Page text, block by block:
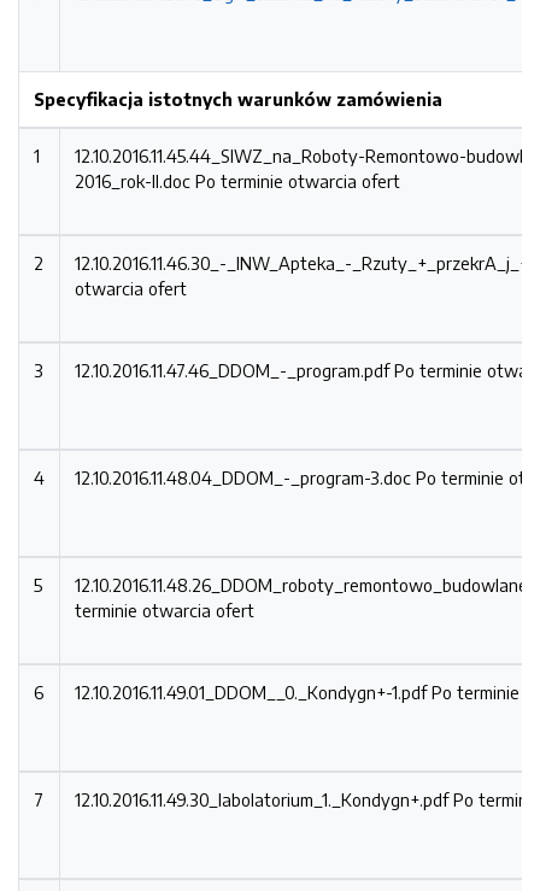
Specyfikacja istotnych warunków zamówienia
1
12.10.2016.11.45.44_SIWZ_na_Roboty-Remontowo-
2016_rok-II.doc Po terminie otwarcia ofert
2
12.10.2016.11.46.30_-_INW_Apteka_-
otwarcia ofert
3 12.10.2016.11.47.46_DDOM_-_program.pdfPo terminie
4 12.10.2016.11.48.04_DDOM_-_program-3.doc Po terminie
5
terminie otwarcia ofert
6 12.10.2016.11.49.01_DDOM__0._Kondygn+-1.pdfPo terminie
7 12.10.2016.11.49.30_labolatorium_1._Kondygn+.pdfPo